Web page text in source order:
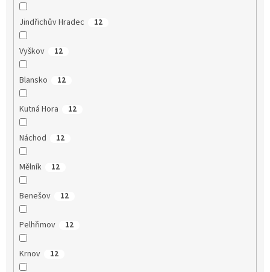
Jindřichův Hradec 12
Vyškov 12
Blansko 12
Kutná Hora 12
Náchod 12
Mělník 12
Benešov 12
Pelhřimov 12
Krnov 12